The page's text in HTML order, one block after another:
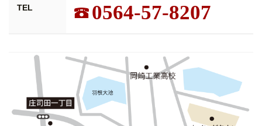
TEL 0564-57-8207